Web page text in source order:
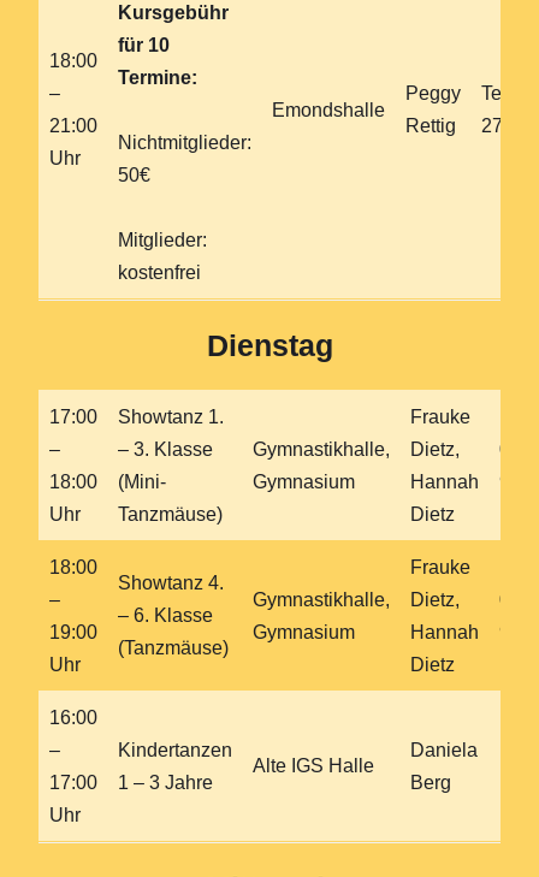
18:00
–
21:00
Uhr
Kursgebühr
für 10
Termine:
Nichtmitglieder:
50€
Mitglieder:
kostenfrei
Emondshalle
Peggy
Rettig
Tel.
Dienstag
17:00
–
18:00
Uhr
Showtanz 1.
– 3. Klasse
(Mini-
Tanzmäuse)
Gymnastikhalle,
Gymnasium
Frauke
Dietz,
Hannah
Dietz
18:00
–
19:00
Uhr
Showtanz 4.
– 6. Klasse
(Tanzmäuse)
Gymnastikhalle,
Gymnasium
Frauke
Dietz,
Hannah
Dietz
16:00
–
17:00
Uhr
Kindertanzen
1 – 3 Jahre
Alte IGS Halle
Daniela
Berg